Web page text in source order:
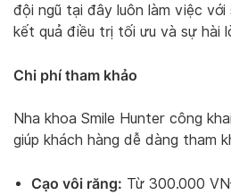
đội ngũ tại đây luôn làm việc
kết quả điều trị tối ưu và sự hài
Chi phí tham khảo
Nha khoa Smile Hunter công
giúp khách hàng dễ dàng tham
Cạo vôi răng: Từ 300.000